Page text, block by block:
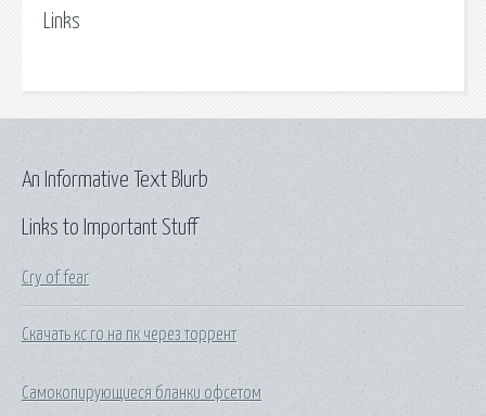
Links
Links to Important Stuff
Cry of fear
Скачать кс го на пк через торрент
Самокопирующиеся бланки офсетом
An Informative Text Blurb